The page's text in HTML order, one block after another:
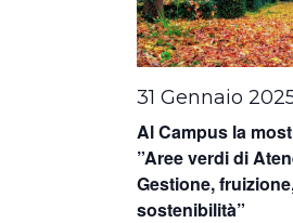
Al Campus la
”Aree verdi di
Gestione,
sostenibilità”
31 Gennaio